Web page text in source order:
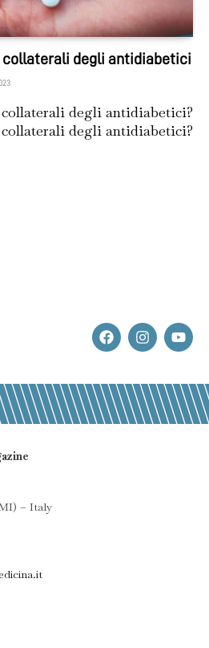
degli antidiabetici
degli antidiabetici?
degli antidiabetici?
– Italy